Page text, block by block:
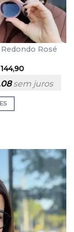
Rosé
144,90
sem juros